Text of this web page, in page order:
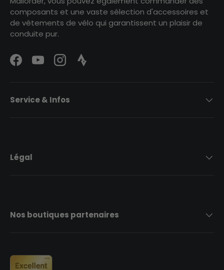
composants et une vaste sélection d'accessoires et
de vêtements de vélo qui garantissent un plaisir de
conduite pur.
FacebookYouTubeInstagramStrava Logo
Service & Infos
Légal
Nos boutiques partenaires